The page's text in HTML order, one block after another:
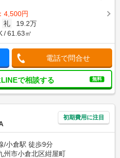
4,500円
礼
19.2万
61.63㎡
電話で問合せ
で相談する 無料
初期費用に注目
/小倉駅 徒歩9分
州市小倉北区紺屋町